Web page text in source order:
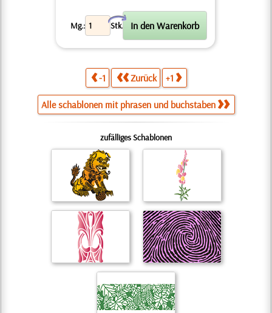
Mg.: Stk.
X
-1 Zurück +1
Alle schablonen mit phrasen und buchstaben
zufälliges Schablonen